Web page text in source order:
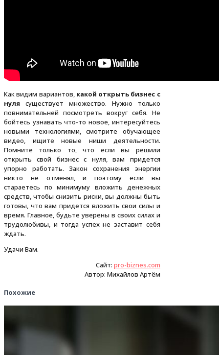
Как видим вариантов, какой открыть бизнес с
нуля существует множество. Нужно только
повнимательней посмотреть вокруг себя. Не
бойтесь узнавать что-то новое, интересуйтесь
новыми технологиями, смотрите обучающее
видео, ищите новые ниши деятельности.
Помните только то, что если вы решили
открыть свой бизнес с нуля, вам придется
упорно работать. Закон сохранения энергии
никто не отменял, и поэтому если вы
стараетесь по минимуму вложить денежных
средств, чтобы снизить риски, вы должны быть
готовы, что вам придется вложить свои силы и
время. Главное, будьте уверены в своих силах и
трудолюбивы, и тогда успех не заставит себя
ждать.
Удачи Вам.
Сайт: pro-biznes.com
Автор: Михайлов Артём
Похожие